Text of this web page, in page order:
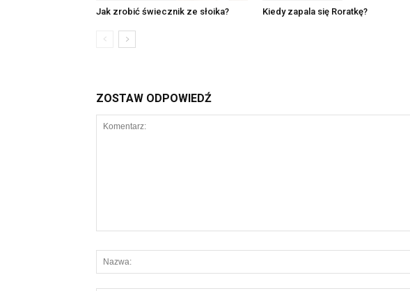
Jak zrobić świecznik ze słoika? Kiedy zapala się Roratkę?
ZOSTAW ODPOWIEDŹ